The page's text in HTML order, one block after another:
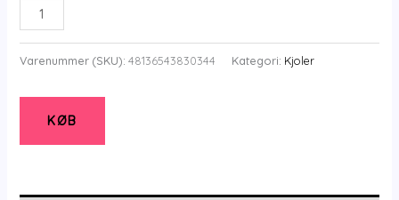
Pont
Neuf
-
-
Pnyella
-
Varenummer (SKU): 48136543830344 Kategori: Kjoler
KØB